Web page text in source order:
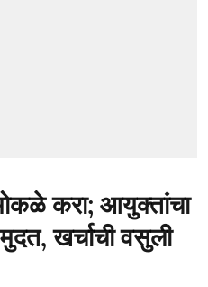
करा; आयुक्तांचा
खर्चाची वसुली